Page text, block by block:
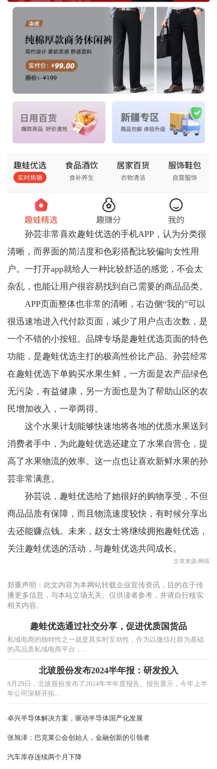
孙芸非常喜欢趣蛙优选的手机APP，认为分类很
清晰，而界面的简洁度和色彩搭配比较偏向女性用
户。一打开app就给人一种比较舒适的感觉，不会太
杂乱，也能让用户很容易找到自己需要的商品品类。
APP页面整体也非常的清晰，右边侧“我的”可以
很迅速地进入代付款页面，减少了用户点击次数，是
一个不错的小按钮。品牌专场是趣蛙优选页面的特色
功能，是趣蛙优选主打的极高性价比产品。孙芸经常
在趣蛙优选下单购买水果生鲜，一方面是农产品绿色
无污染，有益健康，另一方面也是为了帮助山区的农
民增加收入，一举两得。
这个水果计划能够快速地将各地的优质水果送到
消费者手中，为此趣蛙优选还建立了水果自营仓，提
高了水果物流的效率。这一点也让喜欢新鲜水果的孙
芸非常满意。
孙芸说，趣蛙优选给了她很好的购物享受，不但
商品品质有保障，而且物流速度较快，有时候分享出
去还能赚点钱。未来，赵女士将继续拥抱趣蛙优选，
关注趣蛙优选的活动，与趣蛙优选共同成长。
文章来源:网络
郑重声明：此文内容为本网站转载企业宣传资讯，目的在于传
播更多信息，与本站立场无关。仅供读者参考，并请自行核实
相关内容。
趣蛙优选通过社交分享，促进优质国货品
私域电商的独特性之一就是其实时互动性，作为以微信社群为基础
的高品质私域电商平台，...
北玻股份发布2024半年报：研发投入
8月29日，北玻股份发布了2024年半年度报告。报告显示，今年上半
年公司深耕开拓...
卓兴半导体解决方案，驱动半导体国产化发展
张旭泽：巴克莱公会创始人，金融创新的引领者
汽车库存连续两个月下降